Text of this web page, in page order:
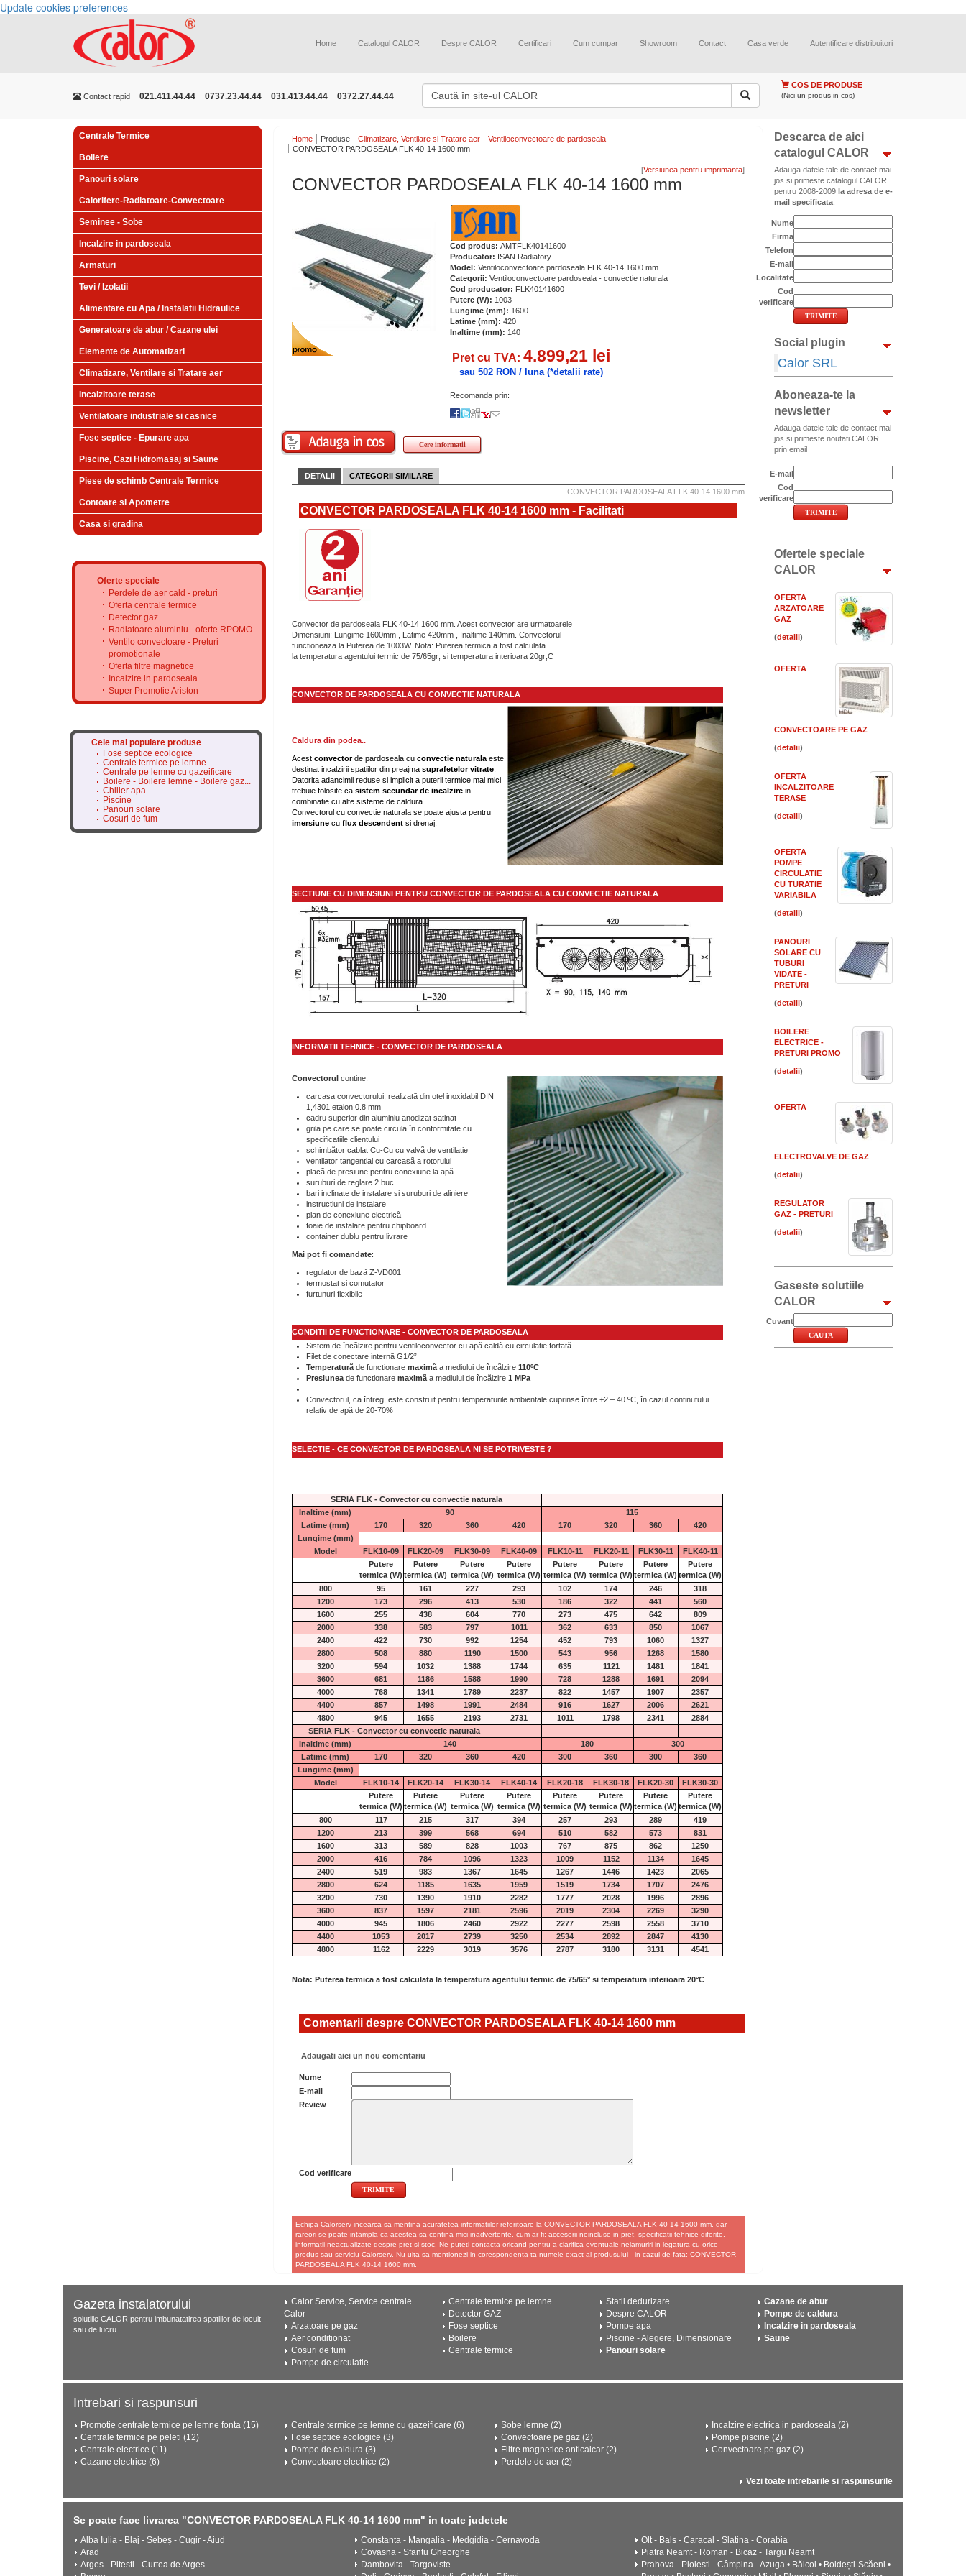
Update cookies preferences
Home Catalogul CALOR Despre CALOR Certificari Cum cumpar Showroom Contact Casa verde Autentificare distribuitori
Contact rapid 021.411.44.44 0737.23.44.44 031.413.44.44 0372.27.44.44
COS DE PRODUSE
(Nici un produs in cos)
Centrale Termice
Boilere
Panouri solare
Calorifere-Radiatoare-Convectoare
Seminee - Sobe
Incalzire in pardoseala
Armaturi
Tevi / Izolatii
Alimentare cu Apa / Instalatii Hidraulice
Generatoare de abur / Cazane ulei
Elemente de Automatizari
Climatizare, Ventilare si Tratare aer
Incalzitoare terase
Ventilatoare industriale si casnice
Fose septice - Epurare apa
Piscine, Cazi Hidromasaj si Saune
Piese de schimb Centrale Termice
Contoare si Apometre
Casa si gradina
Oferte speciale
Perdele de aer cald - preturi
Oferta centrale termice
Detector gaz
Radiatoare aluminiu - oferte RPOMO
Ventilo convectoare - Preturi
promotionale
Oferta filtre magnetice
Incalzire in pardoseala
Super Promotie Ariston
Cele mai populare produse
Fose septice ecologice
Centrale termice pe lemne
Centrale pe lemne cu gazeificare
Boilere - Boilere lemne - Boilere gaz...
Chiller apa
Piscine
Panouri solare
Cosuri de fum
Home Produse Climatizare, Ventilare si Tratare aer
Ventiloconvectoare de pardoseala
CONVECTOR PARDOSEALA FLK 40-14 1600 mm
[ ]
CONVECTOR PARDOSEALA FLK 40-14 1600 mm
Cod produs: AMTFLK40141600
Producator: ISAN Radiatory
Model: Ventiloconvectoare pardoseala FLK 40-14 1600 mm
Categorii: Ventiloconvectoare pardoseala - convectie naturala
Cod producator: FLK40141600
Putere (W): 1003
Lungime (mm): 1600
Latime (mm): 420
Inaltime (mm): 140
Pret cu TVA: 4.899,21 lei
sau 502 RON / luna (*detalii rate)
Recomanda prin:
Cere informatii
DETALII
CATEGORII SIMILARE
CONVECTOR PARDOSEALA FLK 40-14 1600 mm
CONVECTOR PARDOSEALA FLK 40-14 1600 mm - Facilitati
Convector de pardoseala FLK 40-14 1600 mm. Acest convector are urmatoarele
Dimensiuni: Lungime 1600mm , Latime 420mm , Inaltime 140mm. Convectorul
functioneaza la Puterea de 1003W. Nota: Puterea termica a fost calculata
la temperatura agentului termic de 75/65gr; si temperatura interioara 20gr;C
CONVECTOR DE PARDOSEALA CU CONVECTIE NATURALA
Caldura din podea..
Acest convectorde pardoseala cu convectie naturalaeste
destinat incalzirii spatiilor din preajma suprafetelor vitrate.
Datorita adancimii reduse si implicit a puterii termice mai mici
trebuie folosite ca sistem secundar de incalzire in
combinatie cu alte sisteme de caldura.
Convectorul cu convectie naturala se poate ajusta pentru
imersiune cu flux descendent si drenaj.
SECTIUNE CU DIMENSIUNI PENTRU CONVECTOR DE PARDOSEALA CU CONVECTIE NATURALA
INFORMATII TEHNICE - CONVECTOR DE PARDOSEALA
Convectorul contine:
carcasa convectorului, realizatã din otel inoxidabil DIN
1,4301 etalon 0.8 mm
cadru superior din aluminiu anodizat satinat
grila pe care se poate circula în conformitate cu
specificatiile clientului
schimbãtor cablat Cu-Cu cu valvã de ventilatie
ventilator tangential cu carcasã a rotorului
placã de presiune pentru conexiune la apã
suruburi de reglare 2 buc.
bari inclinate de instalare si suruburi de aliniere
instructiuni de instalare
plan de conexiune electricã
foaie de instalare pentru chipboard
container dublu pentru livrare
Mai pot fi comandate:
regulator de bazã Z-VD001
termostat si comutator
furtunuri flexibile
CONDITII DE FUNCTIONARE - CONVECTOR DE PARDOSEALA
Sistem de încãlzire pentru ventiloconvector cu apã caldã cu circulatie fortatã
Filet de conectare internã G1/2”
Temperaturã de functionare maximã a mediului de încãlzire 110ºC
Presiunea de functionare maximã a mediului de încãlzire 1 MPa
Convectorul, ca întreg, este construit pentru temperaturile ambientale cuprinse între +2 – 40 ºC, în cazul continutului
relativ de apã de 20-70%
SELECTIE - CE CONVECTOR DE PARDOSEALA NI SE POTRIVESTE ?
SERIA FLK - Convector cu convectie naturala
Inaltime (mm)
90
115
Latime (mm)
170 320 360 420 170 320 360
420
Lungime (mm)
Model
FLK10-09 FLK20-09 FLK30-09 FLK40-09 FLK10-11 FLK20-11 FLK30-11
FLK40-11
Putere
termica (W)
Putere
termica (W)
Putere
termica (W)
Putere
termica (W)
Putere
termica (W)
Putere
termica (W)
Putere
termica (W)
Putere
termica (W)
800
95 161 227 293 102 174 246
318
1200
173 296 413 530 186 322 441
560
1600
255 438 604 770 273 475 642
809
2000
338 583 797 1011 362 633 850
1067
2400
422 730 992 1254 452 793 1060
1327
2800
508 880 1190 1500 543 956 1268
1580
3200
594 1032 1388 1744 635 1121 1481
1841
3600
681 1186 1588 1990 728 1288 1691
2094
4000
768 1341 1789 2237 822 1457 1907
2357
4400
857 1498 1991 2484 916 1627 2006
2621
4800
945 1655 2193 2731 1011 1798 2341
2884
SERIA FLK - Convector cu convectie naturala
Inaltime (mm)
140 180
300
Latime (mm)
170 320 360 420 300 360 300
360
Lungime (mm)
Model
FLK10-14 FLK20-14 FLK30-14 FLK40-14 FLK20-18 FLK30-18 FLK20-30
FLK30-30
Putere
termica (W)
Putere
termica (W)
Putere
termica (W)
Putere
termica (W)
Putere
termica (W)
Putere
termica (W)
Putere
termica (W)
Putere
termica (W)
800
117 215 317 394 257 293 289
419
1200
213 399 568 694 510 582 573
831
1600
313 589 828 1003 767 875 862
1250
2000
416 784 1096 1323 1009 1152 1134
1645
2400
519 983 1367 1645 1267 1446 1423
2065
2800
624 1185 1635 1959 1519 1734 1707
2476
3200
730 1390 1910 2282 1777 2028 1996
2896
3600
837 1597 2181 2596 2019 2304 2269
3290
4000
945 1806 2460 2922 2277 2598 2558
3710
4400
1053 2017 2739 3250 2534 2892 2847
4130
4800
1162 2229 3019 3576 2787 3180 3131 4541
Nota: Puterea termica a fost calculata la temperatura agentului termic de 75/65° si temperatura interioara 20°C
Comentarii despre CONVECTOR PARDOSEALA FLK 40-14 1600 mm
Adaugati aici un nou comentariu
Nume
E-mail
Review
Cod verificare
Echipa Calorserv incearca sa mentina acuratetea informatiilor referitoare la CONVECTOR PARDOSEALA FLK 40-14 1600 mm, dar
rareori se poate intampla ca acestea sa contina mici inadvertente, cum ar fi: accesorii neincluse in pret, specificatii tehnice diferite,
informatii neactualizate despre pret si stoc. Ne puteti contacta oricand pentru a clarifica eventuale nelamuriri in legatura cu orice
produs sau serviciu Calorserv. Nu uita sa mentionezi in corespondenta ta numele exact al produsului - in cazul de fata: CONVECTOR
PARDOSEALA FLK 40-14 1600 mm.
Descarca de aici
catalogul CALOR
Adauga datele tale de contact mai
jos si primeste catalogul CALOR
pentru 2008-2009 la adresa de e-
mail specificata
Nume
Firma
Telefon
E-mail
Localitate
Cod
verificare
Social plugin
Calor SRL
Aboneaza-te la
newsletter
Adauga datele tale de contact mai
jos si primeste noutati CALOR
prin email
E-mail
Cod
verificare
Ofertele speciale
CALOR
OFERTA
ARZATOARE
GAZ
( )
OFERTA
CONVECTOARE PE GAZ
( )
OFERTA
INCALZITOARE
TERASE
( )
OFERTA
POMPE
CIRCULATIE
CU TURATIE
VARIABILA
( )
PANOURI
SOLARE CU
TUBURI
VIDATE -
PRETURI
( )
BOILERE
ELECTRICE -
PRETURI PROMO
( )
OFERTA
ELECTROVALVE DE GAZ
( )
REGULATOR
GAZ - PRETURI
( )
Gaseste solutiile
CALOR
Cuvant
Gazeta instalatorului
solutiile CALOR pentru imbunatatirea spatiilor de locuit
sau de lucru
Calor Service, Service centrale
Calor
Arzatoare pe gaz
Aer conditionat
Cosuri de fum
Pompe de circulatie
Centrale termice pe lemne
Detector GAZ
Fose septice
Boilere
Centrale termice
Statii dedurizare
Despre CALOR
Pompe apa
Piscine - Alegere, Dimensionare
Panouri solare
Cazane de abur
Pompe de caldura
Incalzire in pardoseala
Saune
Intrebari si raspunsuri
Promotie centrale termice pe lemne fonta (15)
Centrale termice pe peleti (12)
Centrale electrice (11)
Cazane electrice (6)
Centrale termice pe lemne cu gazeificare (6)
Fose septice ecologice (3)
Pompe de caldura (3)
Convectoare electrice (2)
Sobe lemne (2)
Convectoare pe gaz (2)
Filtre magnetice anticalcar (2)
Perdele de aer (2)
Incalzire electrica in pardoseala (2)
Pompe piscine (2)
Convectoare pe gaz (2)
Vezi toate intrebarile si raspunsurile
Se poate face livrarea "CONVECTOR PARDOSEALA FLK 40-14 1600 mm" in toate judetele
Alba Iulia - Blaj - Sebeș - Cugir - Aiud
Arad
Arges - Pitesti - Curtea de Arges
Constanta - Mangalia - Medgidia - Cernavoda
Covasna - Sfantu Gheorghe
Dambovita - Targoviste
Olt - Bals - Caracal - Slatina - Corabia
Piatra Neamt - Roman - Bicaz - Targu Neamt
Prahova - Ploiesti - Câmpina - Azuga • Băicoi • Boldești-Scăeni •